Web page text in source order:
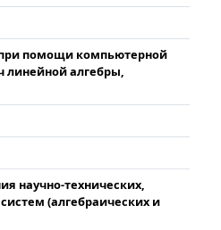
помощи компьютерной
линейной алгебры,
научно-технических,
(алгебраических и